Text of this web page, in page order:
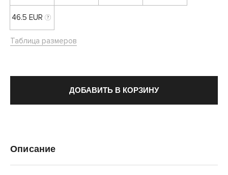
46.5 EUR
Таблица размеров
ДОБАВИТЬ В КОРЗИНУ
Описание